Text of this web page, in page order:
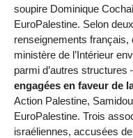
soupire Dominique
EuroPalestine. Selon
renseignements français,
ministère de l’Intérieur
parmi d’autres structures
engagées en faveur de
Action Palestine,
EuroPalestine. Trois
israéliennes, accusées